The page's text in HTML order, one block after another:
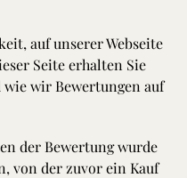
auf unserer Webseite
Seite erhalten Sie
wir Bewertungen auf
der Bewertung wurde
von der zuvor ein Kauf